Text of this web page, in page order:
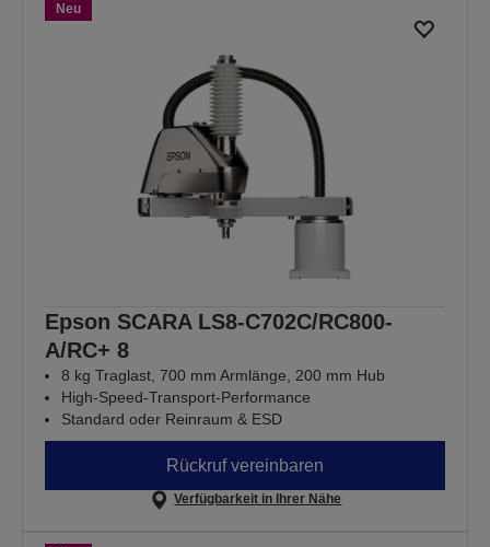
Neu
Epson SCARA LS8-C702C/RC800-
A/RC+ 8
8 kg Traglast, 700 mm Armlänge, 200 mm Hub
High-Speed-Transport-Performance
Standard oder Reinraum & ESD
Rückruf vereinbaren
Verfügbarkeit in Ihrer Nähe